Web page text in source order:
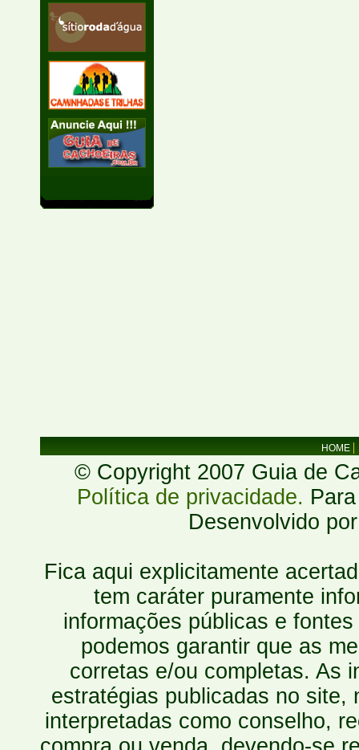
HOME
© Copyright 2007 Guia de
Política de privacidade.
Desenvolvido
Fica aqui explicitamente
tem caráter puramente
informações públicas e
podemos garantir que as
corretas e/ou completas. As
estratégias publicadas no site,
interpretadas como conselho,